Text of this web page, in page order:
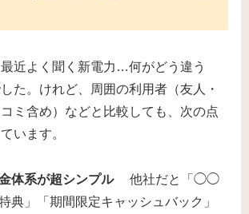
近よく聞く新電力…何がどう違う
た。けれど、周囲の利用者（友人・
ミ含め）などと比較しても、次の点
います。
体系が超シンプル他社だと「◯◯
」「期間限定キャッシュバック」